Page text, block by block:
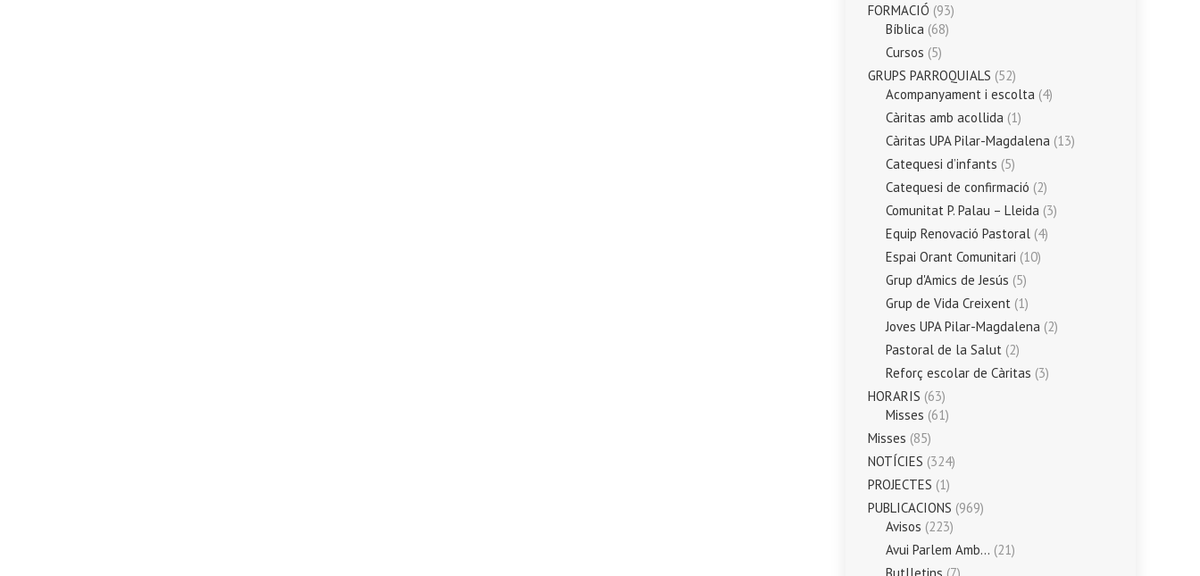
FORMACIÓ (93)
Bíblica (68)
Cursos (5)
GRUPS PARROQUIALS (52)
Acompanyament i escolta (4)
Càritas amb acollida (1)
Càritas UPA Pilar-Magdalena (13)
Catequesi d’infants (5)
Catequesi de confirmació (2)
Comunitat P. Palau – Lleida (3)
Equip Renovació Pastoral (4)
Espai Orant Comunitari (10)
Grup d'Amics de Jesús (5)
Grup de Vida Creixent (1)
Joves UPA Pilar-Magdalena (2)
Pastoral de la Salut (2)
Reforç escolar de Càritas (3)
HORARIS (63)
Misses (61)
Misses (85)
NOTÍCIES (324)
PROJECTES (1)
PUBLICACIONS (969)
Avisos (223)
Avui Parlem Amb… (21)
Butlletins (7)